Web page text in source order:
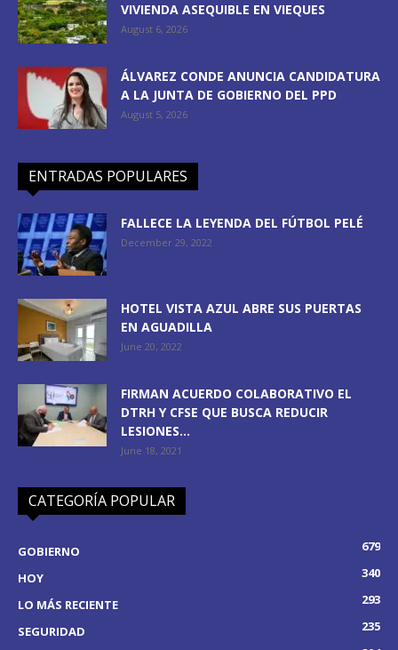
VIVIENDA ASEQUIBLE EN VIEQUES
August 6, 2026
ÁLVAREZ CONDE ANUNCIA CANDIDATURA
A LA JUNTA DE GOBIERNO DEL PPD
August 5, 2026
ENTRADAS POPULARES
FALLECE LA LEYENDA DEL FÚTBOL PELÉ
December 29, 2022
HOTEL VISTA AZUL ABRE SUS PUERTAS
EN AGUADILLA
June 20, 2022
FIRMAN ACUERDO COLABORATIVO EL
DTRH Y CFSE QUE BUSCA REDUCIR
LESIONES...
June 18, 2021
CATEGORÍA POPULAR
GOBIERNO
679
HOY
340
LO MÁS RECIENTE
293
SEGURIDAD
235